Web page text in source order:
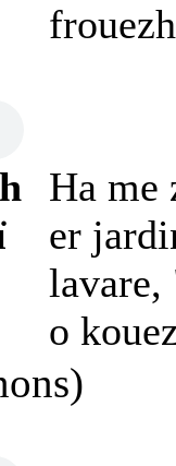
Ha me
er
lavare,
o